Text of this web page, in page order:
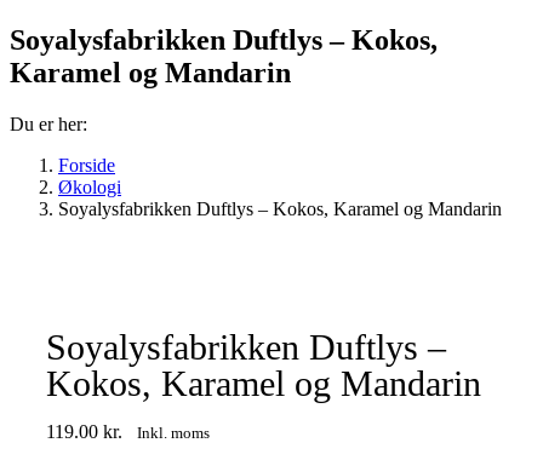
Soyalysfabrikken Duftlys – Kokos,
Karamel og Mandarin
Du er her:
Forside
Økologi
Soyalysfabrikken Duftlys – Kokos, Karamel og Mandarin
Soyalysfabrikken Duftlys –
Kokos, Karamel og Mandarin
119.00 kr. Inkl. moms